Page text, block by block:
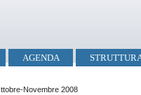
AGENDA
Novembre 2008